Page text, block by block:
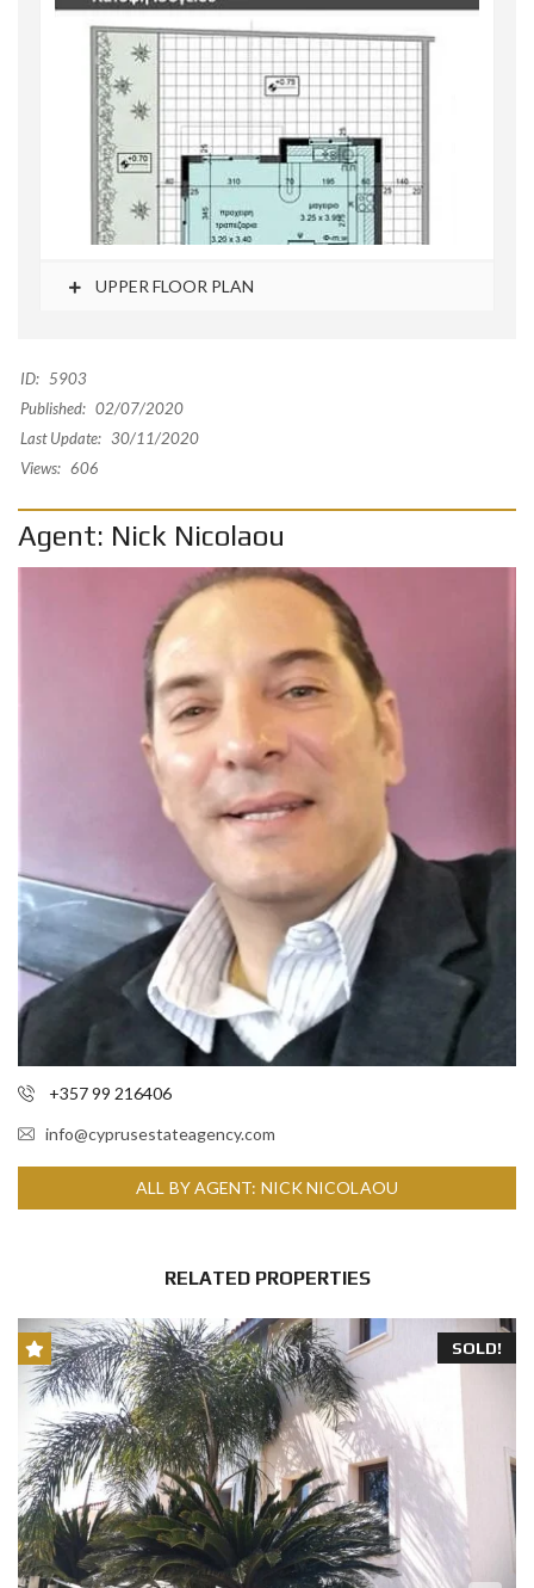
UPPER FLOOR PLAN
ID: 5903
Published: 02/07/2020
Last Update: 30/11/2020
Views: 606
Agent: Nick Nicolaou
+357 99 216406
info@cyprusestateagency.com
ALL BY AGENT: NICK NICOLAOU
RELATED PROPERTIES
SOLD!